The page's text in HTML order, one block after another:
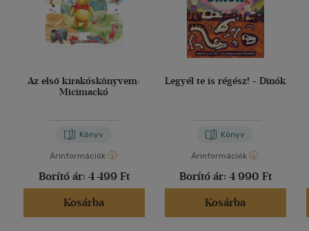
Az első kirakóskönyvem:
Micimackó
Könyv
Árinformációk
Borító ár: 4 499 Ft
Kosárba
Legyél te is régész! - Dinók
Könyv
Árinformációk
Borító ár: 4 990 Ft
Kosárba